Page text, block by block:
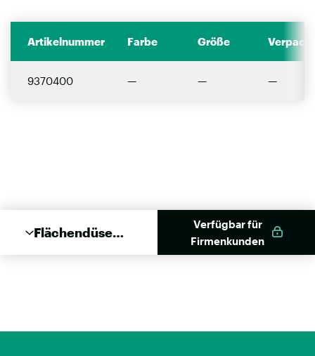
Artikelnummer Farbe Größe
9370400 — — —
Flächendüse
Verfügbar für
Firmenkunden